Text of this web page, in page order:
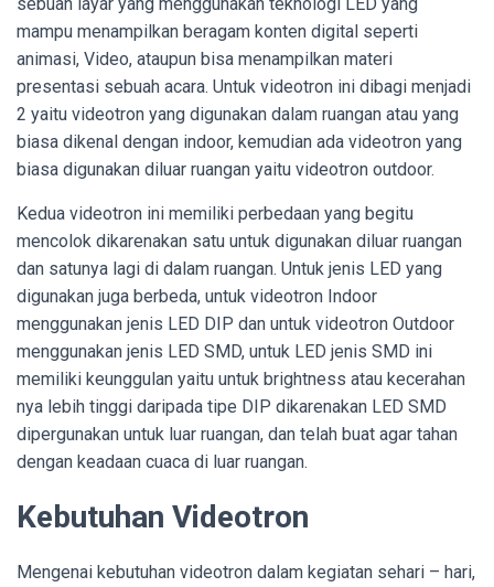
mampu menampilkan beragam konten digital seperti
animasi, Video, ataupun bisa menampilkan materi
presentasi sebuah acara. Untuk videotron ini dibagi menjadi
2 yaitu videotron yang digunakan dalam ruangan atau yang
biasa dikenal dengan indoor, kemudian ada videotron yang
biasa digunakan diluar ruangan yaitu videotron outdoor.
Kedua videotron ini memiliki perbedaan yang begitu
mencolok dikarenakan satu untuk digunakan diluar ruangan
dan satunya lagi di dalam ruangan. Untuk jenis LED yang
digunakan juga berbeda, untuk videotron Indoor
menggunakan jenis LED DIP dan untuk videotron Outdoor
menggunakan jenis LED SMD, untuk LED jenis SMD ini
memiliki keunggulan yaitu untuk brightness atau kecerahan
nya lebih tinggi daripada tipe DIP dikarenakan LED SMD
dipergunakan untuk luar ruangan, dan telah buat agar tahan
dengan keadaan cuaca di luar ruangan.
Kebutuhan Videotron
Mengenai kebutuhan videotron dalam kegiatan sehari – hari,